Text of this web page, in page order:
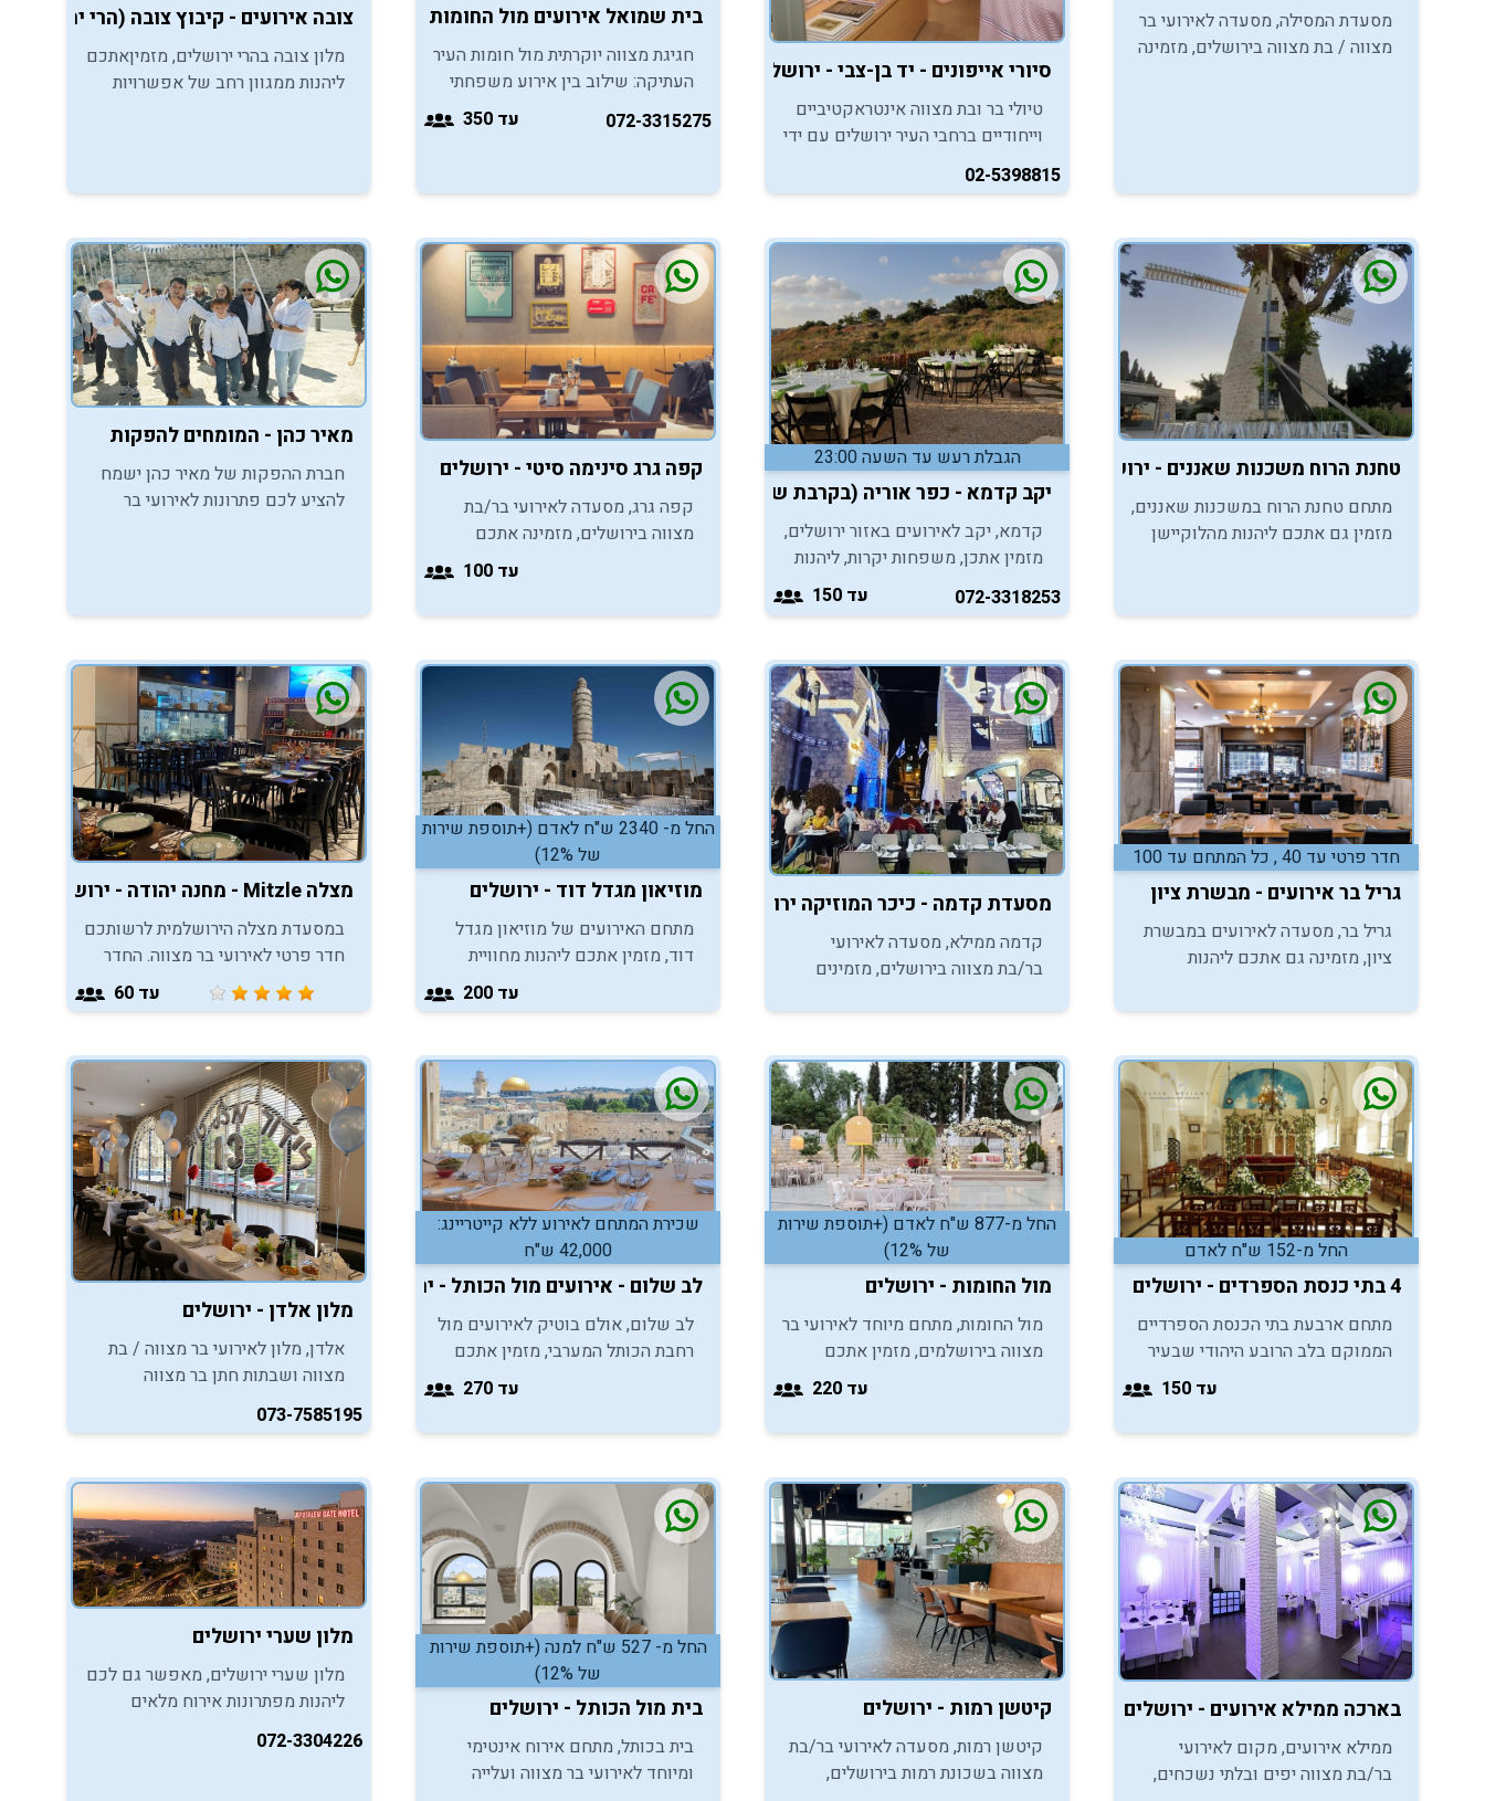
מסעדת המסילה, מסעדה לאירועי בר
מצווה / בת מצווה בירושלים, מזמינה
סיורי אייפונים - יד בן-צבי - ירושלים
טיולי בר ובת מצווה אינטראקטיביים
וייחודיים ברחבי העיר ירושלים עם ידי
בן צבי, טיולים שיקנו ערך מוסף
וחווייתי ליום הכל כך חשוב הזה
02-5398815
בית שמואל אירועים מול החומות - ירושלים
חגיגת מצווה יוקרתית מול חומות העיר
העתיקה: שילוב בין אירוע משפחתי
מכובד למסיבה תוססת, עם מטבח
שף, טכנולוגיה מתקדמת וליווי אישי
072-3315275 עד 350
צובה אירועים - קיבוץ צובה (הרי ירושלים)
מלון צובה בהרי ירושלים, מזמיןאתכם
ליהנות ממגוון רחב של אפשרויות
טחנת הרוח משכנות שאננים - ירושלים
מתחם טחנת הרוח במשכנות שאננים,
מזמין גם אתכם ליהנות מהלוקיישן
הגבלת רעש עד השעה 23:00
יקב קדמא - כפר אוריה (בקרבת שער הגיא)
קדמא, יקב לאירועים באזור ירושלים,
מזמין אתכן, משפחות יקרות, ליהנות
מהמקום המושלם לאירוח אירועי
בר/בת מצווה. כנסו, התרשמו וצרו
072-3318253 עד 150
קפה גרג סינימה סיטי - ירושלים
קפה גרג, מסעדה לאירועי בר/בת
מצווה בירושלים, מזמינה אתכם
ליהנות מחוויית אירוח אינטימית
המצווה.
עד 100
מאיר כהן - המומחים להפקות
חברת ההפקות של מאיר כהן ישמח
להציע לכם פתרונות לאירועי בר
חדר פרטי עד 40 , כל המתחם עד 100
גריל בר אירועים - מבשרת ציון
גריל בר, מסעדה לאירועים במבשרת
ציון, מזמינה גם אתכם ליהנות
אירועי בר/בת מצווה לקהל עד 100
מסעדת קדמה - כיכר המוזיקה ירושלים
קדמה ממילא, מסעדה לאירועי
בר/בת מצווה בירושלים, מזמינים
החל מ- 2340 ש"ח לאדם (+תוספת שירות
של 12%)
מוזיאון מגדל דוד - ירושלים
מתחם האירועים של מוזיאון מגדל
דוד, מזמין אתכם ליהנות מחוויית
אירוח מושלמת במסגרת חגיגות בר
המצווה של ילדיכם.
עד 200
מצלה Mitzle - מחנה יהודה - ירושלים
במסעדת מצלה הירושלמית לרשותכם
חדר פרטי לאירועי בר מצווה. החדר
יתאים לאירוע שלאחר עליה לתורה
בכותל, ימים שני וחמישי או בשעות
עד 60
החל מ-152 ש"ח לאדם
4 בתי כנסת הספרדים - ירושלים
מתחם ארבעת בתי הכנסת הספרדיים
הממוקם בלב הרובע היהודי שבעיר
העתיקה בירושלים, מזמין אתכם
עד 150
החל מ-877 ש"ח לאדם (+תוספת שירות
של 12%)
מול החומות - ירושלים
מול החומות, מתחם מיוחד לאירועי בר
מצווה בירושלמים, מזמין אתכם
ליהנות מחוויית אירוח ירושלמית
בלתי נשכח.
עד 220
שכירת המתחם לאירוע ללא קייטריינג:
42,000 ש"ח
לב שלום - אירועים מול הכותל - ירושלים
לב שלום, אולם בוטיק לאירועים מול
רחבת הכותל המערבי, מזמין אתכם
ליהנות מחוויית אירוח קסומה ומרגשת
עד 270
מלון אלדן - ירושלים
אלדן, מלון לאירועי בר מצווה / בת
מצווה ושבתות חתן בר מצווה
בירושלים, מזמין אתכם ליהנות
מחוויית אירוח קסומה ומרגשת.
073-7585195
בארכה ממילא אירועים - ירושלים
ממילא אירועים, מקום לאירועי
בר/בת מצווה יפים ובלתי נשכחים,
קיטשן רמות - ירושלים
קיטשן רמות, מסעדה לאירועי בר/בת
מצווה בשכונת רמות בירושלים,
החל מ- 527 ש"ח למנה (+תוספת שירות
של 12%)
בית מול הכותל - ירושלים
בית בכותל, מתחם אירוח אינטימי
ומיוחד לאירועי בר מצווה ועלייה
מלון שערי ירושלים
מלון שערי ירושלים, מאפשר גם לכם
ליהנות מפתרונות אירוח מלאים
במסגרת חגיגות בר המצווה גם
במסגרת אירועי צהרים או ערב וגם
072-3304226